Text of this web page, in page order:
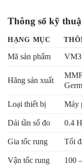
Thông số kỹ
HẠNG MỤC
Mã sản phẩm
Hãng sản xuất
Loại thiết bị Máy
Dải tần số đo 0.4
Gia tốc rung Tối
Vận tốc rung 100